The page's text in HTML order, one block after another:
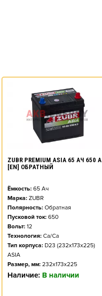
ZUBR PREMIUM ASIA 65 АЧ 650 А
[EN] ОБРАТНЫЙ
Ёмкость: 65 Ач
Марка: ZUBR
Полярность: Обратная
Пусковой ток: 650
Вольт: 12
Технология: Ca/Ca
Тип корпуса: D23 (232x173x225)
ASIA
Размер, мм: 232x173x225
Наличие: В наличии